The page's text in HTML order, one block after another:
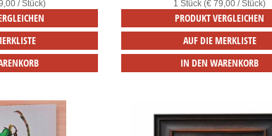
/ Stück) 1 Stück (€ 79,00 / Stück)
PRODUKT VERGLEICHEN
AUF DIE MERKLISTE
IN DEN WARENKORB